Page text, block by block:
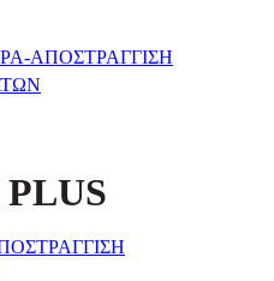
ΑΠΟΣΤΡΑΓΓΙΣΗ